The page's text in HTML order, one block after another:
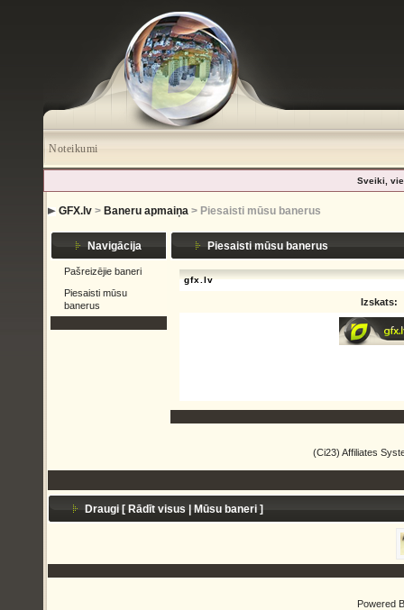
Noteikumi
Sveiki,
GFX.lv> Baneru apmaiņa> Piesaisti mūsu banerus
Navigācija
Pašreizējie baneri
Piesaisti mūsu
banerus
Piesaisti mūsu banerus
gfx.lv
Izskats:
(Ci23) Affiliates
Draugi [ Rādīt visus Mūsu baneri]
Powered